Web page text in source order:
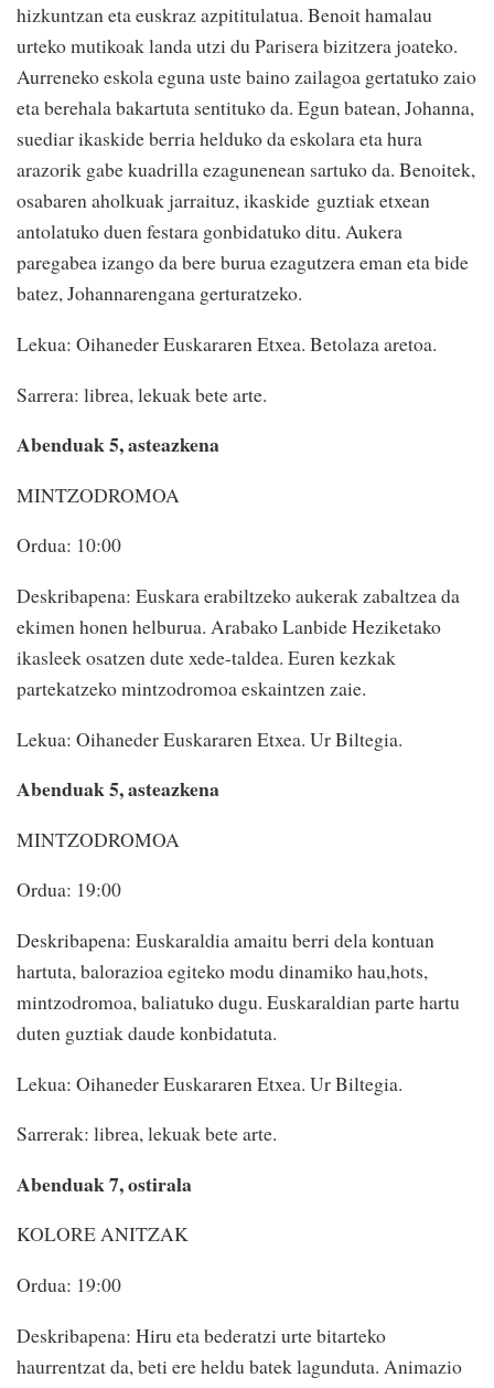
hizkuntzan eta euskraz azpititulatua. Benoit hamalau
urteko mutikoak landa utzi du Parisera bizitzera joateko.
Aurreneko eskola eguna uste baino zailagoa gertatuko zaio
eta berehala bakartuta sentituko da. Egun batean, Johanna,
suediar ikaskide berria helduko da eskolara eta hura
arazorik gabe kuadrilla ezagunenean sartuko da. Benoitek,
osabaren aholkuak jarraituz, ikaskide guztiak etxean
antolatuko duen festara gonbidatuko ditu. Aukera
paregabea izango da bere burua ezagutzera eman eta bide
batez, Johannarengana gerturatzeko.
Lekua: Oihaneder Euskararen Etxea. Betolaza aretoa.
Sarrera: librea, lekuak bete arte.
Abenduak 5, asteazkena
MINTZODROMOA
Ordua: 10:00
Deskribapena: Euskara erabiltzeko aukerak zabaltzea da
ekimen honen helburua. Arabako Lanbide Heziketako
ikasleek osatzen dute xede-taldea. Euren kezkak
partekatzeko mintzodromoa eskaintzen zaie.
Lekua: Oihaneder Euskararen Etxea. Ur Biltegia.
Abenduak 5, asteazkena
MINTZODROMOA
Ordua: 19:00
Deskribapena: Euskaraldia amaitu berri dela kontuan
hartuta, balorazioa egiteko modu dinamiko hau,hots,
mintzodromoa, baliatuko dugu. Euskaraldian parte hartu
duten guztiak daude konbidatuta.
Lekua: Oihaneder Euskararen Etxea. Ur Biltegia.
Sarrerak: librea, lekuak bete arte.
Abenduak 7, ostirala
KOLORE ANITZAK
Ordua: 19:00
Deskribapena: Hiru eta bederatzi urte bitarteko
haurrentzat da, beti ere heldu batek lagunduta. Animazio